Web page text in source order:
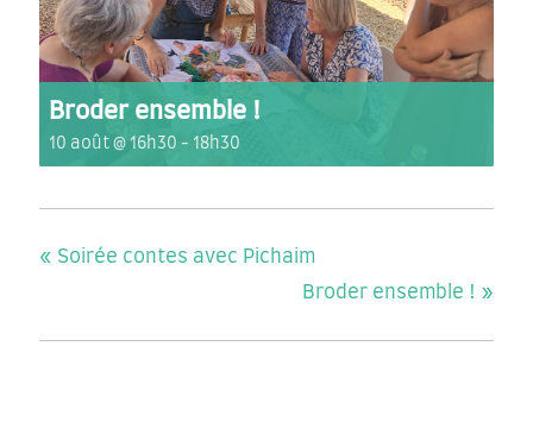
Broder ensemble !
10 août @ 16h30 - 18h30
« Soirée contes avec Pichaim
Broder ensemble ! »